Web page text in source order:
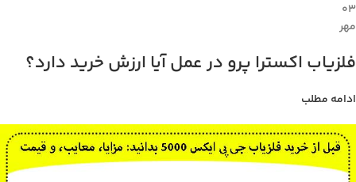
۰۳
مهر
فلزیاب اکسترا پرو در عمل آیا ارزش خرید دارد؟
ادامه مطلب